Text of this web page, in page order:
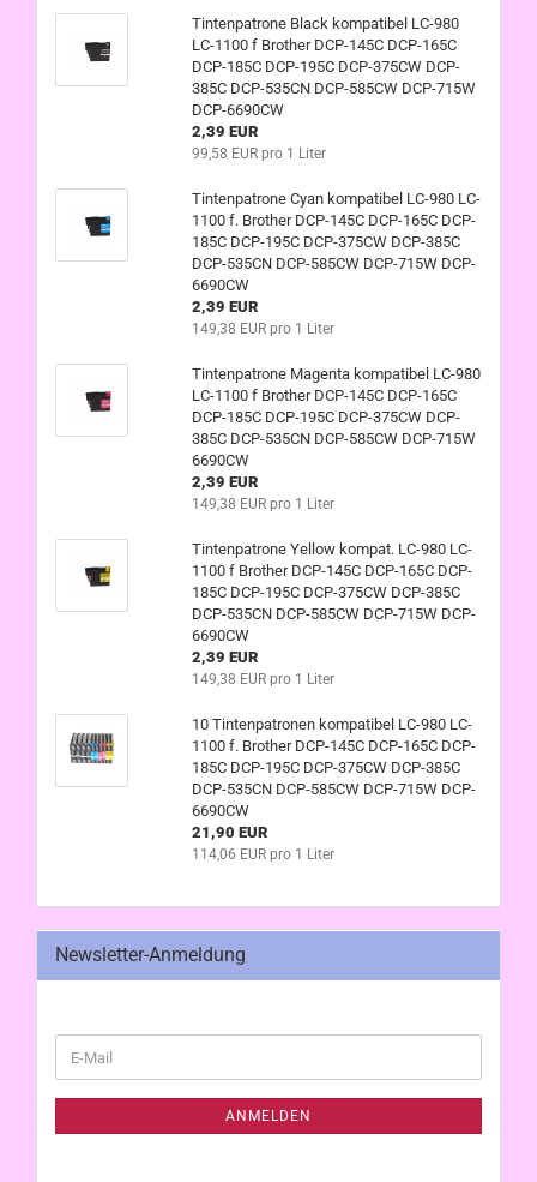
Tintenpatrone Black kompatibel LC-980
LC-1100 f Brother DCP-145C DCP-165C
DCP-185C DCP-195C DCP-375CW DCP-
385C DCP-535CN DCP-585CW DCP-715W
DCP-6690CW
2,39 EUR
99,58 EUR pro 1 Liter
Tintenpatrone Cyan kompatibel LC-980 LC-
1100 f. Brother DCP-145C DCP-165C DCP-
185C DCP-195C DCP-375CW DCP-385C
DCP-535CN DCP-585CW DCP-715W DCP-
6690CW
2,39 EUR
149,38 EUR pro 1 Liter
Tintenpatrone Magenta kompatibel LC-980
LC-1100 f Brother DCP-145C DCP-165C
DCP-185C DCP-195C DCP-375CW DCP-
385C DCP-535CN DCP-585CW DCP-715W
6690CW
2,39 EUR
149,38 EUR pro 1 Liter
Tintenpatrone Yellow kompat. LC-980 LC-
1100 f Brother DCP-145C DCP-165C DCP-
185C DCP-195C DCP-375CW DCP-385C
DCP-535CN DCP-585CW DCP-715W DCP-
6690CW
2,39 EUR
149,38 EUR pro 1 Liter
10 Tintenpatronen kompatibel LC-980 LC-
1100 f. Brother DCP-145C DCP-165C DCP-
185C DCP-195C DCP-375CW DCP-385C
DCP-535CN DCP-585CW DCP-715W DCP-
6690CW
21,90 EUR
114,06 EUR pro 1 Liter
Newsletter-Anmeldung
ZUR
E-
Mail
ANMELDEN